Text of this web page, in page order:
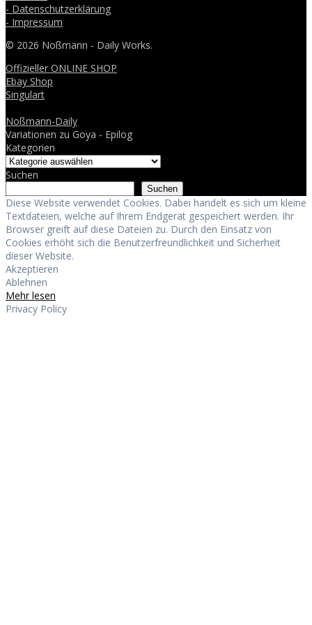
- Datenschutzerklärung
- Impressum
© 2026 Noßmann - Daily Works.
Offizieller ONLINE SHOP
Ebay Shop
Singulart
Noßmann-Daily
Variationen zu Goya - Epilog
Kategorien
Suchen
Suchen
Diese Website verwendet Cookies. Dabei handelt es sich um kleine
Textdateien, welche auf Ihrem Endgerät gespeichert werden. Ihr
Browser greift auf diese Dateien zu. Durch den Einsatz von
Cookies erhöht sich die Benutzerfreundlichkeit und Sicherheit
dieser Website.
Akzeptieren
Ablehnen
Mehr lesen
Privacy Policy